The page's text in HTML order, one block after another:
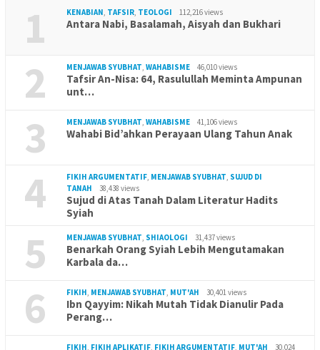
1 KENABIAN, TAFSIR, TEOLOGI 112,216 views
Antara Nabi, Basalamah, Aisyah dan Bukhari
2 MENJAWAB SYUBHAT, WAHABISME 46,010 views
Tafsir An-Nisa: 64, Rasulullah Meminta Ampunan
unt…
3 MENJAWAB SYUBHAT, WAHABISME 41,106 views
Wahabi Bid’ahkan Perayaan Ulang Tahun Anak
4 FIKIH ARGUMENTATIF, MENJAWAB SYUBHAT, SUJUD DI
TANAH
38,438 views
Sujud di Atas Tanah Dalam Literatur Hadits
Syiah
5 MENJAWAB SYUBHAT, SHIAOLOGI 31,437 views
Benarkah Orang Syiah Lebih Mengutamakan
Karbala da…
6 FIKIH, MENJAWAB SYUBHAT, MUT'AH 30,401 views
Ibn Qayyim: Nikah Mutah Tidak Dianulir Pada
Perang…
FIKIH, FIKIH APLIKATIF, FIKIH ARGUMENTATIF, MUT'AH
30,024